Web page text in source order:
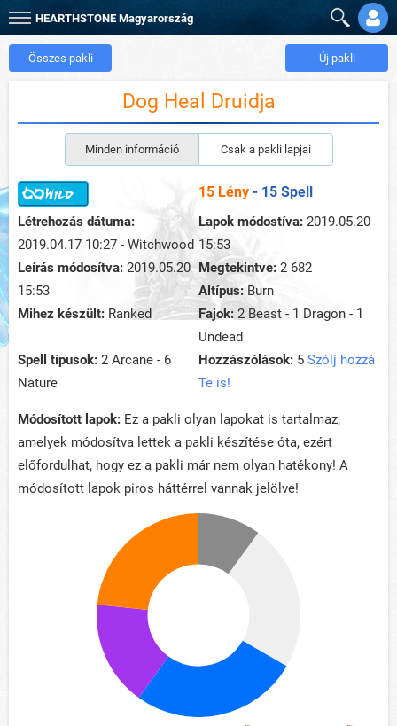
HEARTHSTONE Magyarország
Összes pakli Új pakli
Dog Heal Druidja
Minden információ Csak a pakli lapjai
15 Lény - 15 Spell
Létrehozás dátuma:
2019.04.17 10:27 - Witchwood
Lapok módostíva: 2019.05.20
15:53
Leírás módosítva: 2019.05.20
15:53
Megtekintve: 2 682
Altípus: Burn
Mihez készült: Ranked Fajok: 2 Beast - 1 Dragon - 1
Undead
Spell típusok: 2 Arcane - 6
Nature
Hozzászólások: 5 Szólj hozzá
Te is!
Módosított lapok: Ez a pakli olyan lapokat is tartalmaz,
amelyek módosítva lettek a pakli készítése óta, ezért
előfordulhat, hogy ez a pakli már nem olyan hatékony! A
módosított lapok piros háttérrel vannak jelölve!